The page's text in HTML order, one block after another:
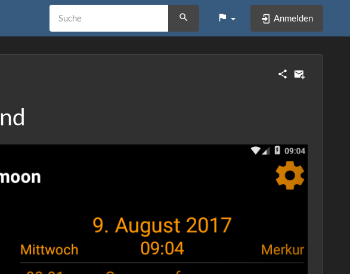
Anmelden
Next